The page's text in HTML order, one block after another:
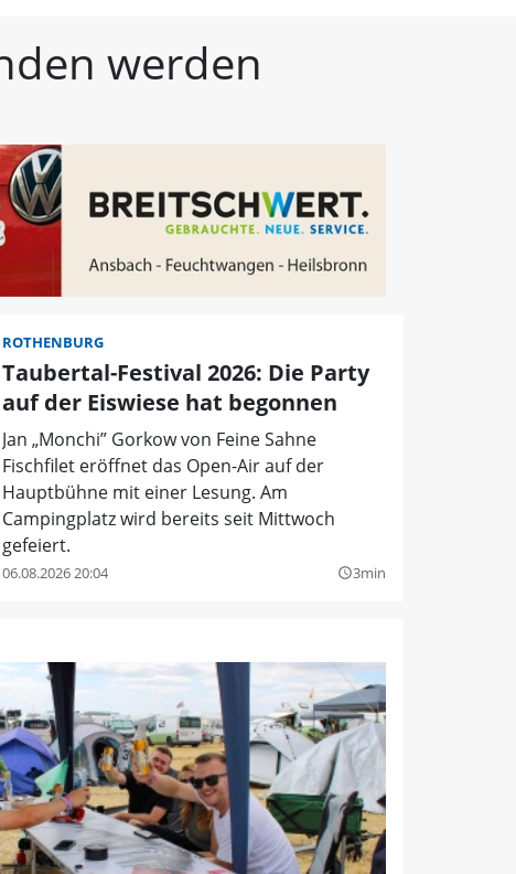
werden
ROTHENBURG
Taubertal-Festival 2026: Die Party
auf der Eiswiese hat begonnen
Jan „Monchi” Gorkow von Feine Sahne
Fischfilet eröffnet das Open-Air auf der
Hauptbühne mit einer Lesung. Am
Campingplatz wird bereits seit Mittwoch
gefeiert.
06.08.2026 20:04 query_builder3min